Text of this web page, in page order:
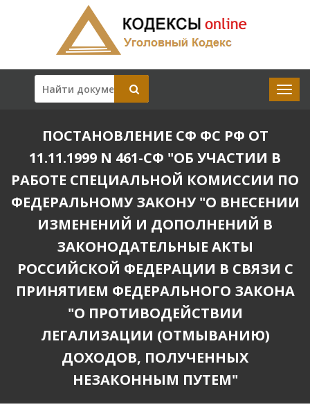
ПОСТАНОВЛЕНИЕ СФ ФС РФ ОТ
11.11.1999 N 461-СФ "ОБ УЧАСТИИ В
РАБОТЕ СПЕЦИАЛЬНОЙ КОМИССИИ ПО
ФЕДЕРАЛЬНОМУ ЗАКОНУ "О ВНЕСЕНИИ
ИЗМЕНЕНИЙ И ДОПОЛНЕНИЙ В
ЗАКОНОДАТЕЛЬНЫЕ АКТЫ
РОССИЙСКОЙ ФЕДЕРАЦИИ В СВЯЗИ С
ПРИНЯТИЕМ ФЕДЕРАЛЬНОГО ЗАКОНА
"О ПРОТИВОДЕЙСТВИИ
ЛЕГАЛИЗАЦИИ (ОТМЫВАНИЮ)
ДОХОДОВ, ПОЛУЧЕННЫХ
НЕЗАКОННЫМ ПУТЕМ"